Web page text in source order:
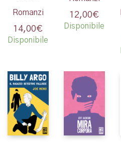
Romanzi
14,00€
Disponibile
12,00€
Disponibile